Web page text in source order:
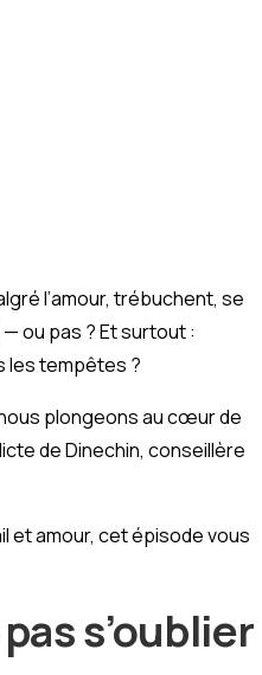
l’amour, trébuchent, se
ou pas ? Et surtout :
les tempêtes ?
plongeons au cœur de
de Dinechin, conseillère
et amour, cet épisode vous
s’oublier